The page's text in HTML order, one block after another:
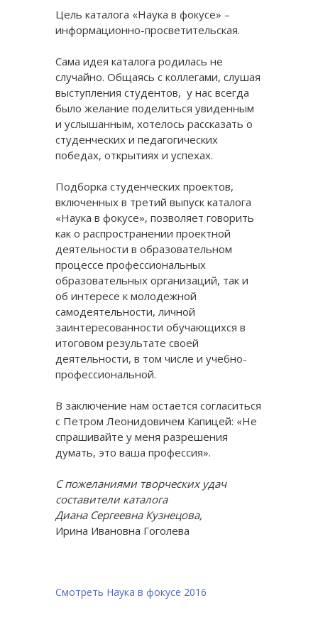
Цель каталога «Наука в фокусе» –
информационно-просветительская.
Сама идея каталога родилась не
случайно. Общаясь с коллегами, слушая
выступления студентов, у нас всегда
было желание поделиться увиденным
и услышанным, хотелось рассказать о
студенческих и педагогических
победах, открытиях и успехах.
Подборка студенческих проектов,
включенных в третий выпуск каталога
«Наука в фокусе», позволяет говорить
как о распространении проектной
деятельности в образовательном
процессе профессиональных
образовательных организаций, так и
об интересе к молодежной
самодеятельности, личной
заинтересованности обучающихся в
итоговом результате своей
деятельности, в том числе и учебно-
профессиональной.
В заключение нам остается согласиться
с Петром Леонидовичем Капицей: «Не
спрашивайте у меня разрешения
думать, это ваша профессия».
С пожеланиями творческих удач
составители каталога
Диана Сергеевна Кузнецова,
Ирина Ивановна Гоголева
Смотреть Наука в фокусе 2016